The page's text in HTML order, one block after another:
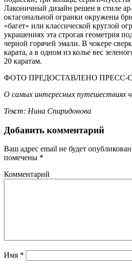
Лаконичный дизайн решен в стиле
октагональной огранки окружены
«багет» или классической круглой
украшениях эта строгая геометрия
черной горячей эмали. В чокере
карата, а в одном из колье вес
20 каратам.
ФОТО ПРЕДОСТАВЛЕНО ПРЕСС-
О самых интересных путешествиях
Текст: Нина Спиридонова
Добавить комментарий
Ваш адрес email не будет
помечены *
Комментарий
Имя *